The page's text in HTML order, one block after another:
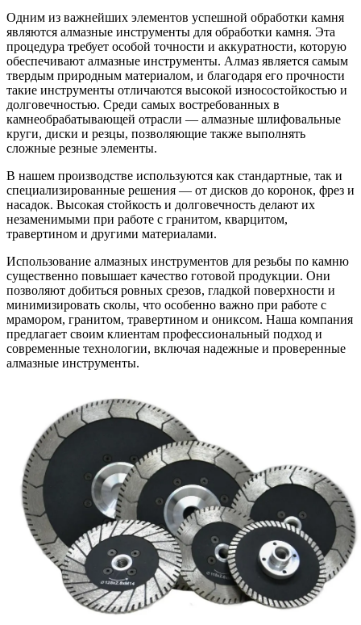
Одним из важнейших элементов успешной обработки камня
являются алмазные инструменты для обработки камня. Эта
процедура требует особой точности и аккуратности, которую
обеспечивают алмазные инструменты. Алмаз является самым
твердым природным материалом, и благодаря его прочности
такие инструменты отличаются высокой износостойкостью и
долговечностью. Среди самых востребованных в
камнеобрабатывающей отрасли — алмазные шлифовальные
круги, диски и резцы, позволяющие также выполнять
сложные резные элементы.
В нашем производстве используются как стандартные, так и
специализированные решения — от дисков до коронок, фрез и
насадок. Высокая стойкость и долговечность делают их
незаменимыми при работе с гранитом, кварцитом,
травертином и другими материалами.
Использование алмазных инструментов для резьбы по камню
существенно повышает качество готовой продукции. Они
позволяют добиться ровных срезов, гладкой поверхности и
минимизировать сколы, что особенно важно при работе с
мрамором, гранитом, травертином и ониксом. Наша компания
предлагает своим клиентам профессиональный подход и
современные технологии, включая надежные и проверенные
алмазные инструменты.